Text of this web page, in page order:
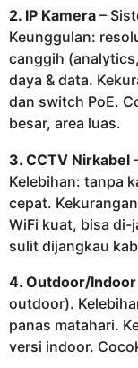
2. IP Kamera –
Keunggulan:
canggih
daya & data.
dan switch PoE.
besar, area luas.
3. CCTV Nirkabel
Kelebihan: tanpa
cepat.
WiFi kuat, bisa di-
sulit dijangkau
4. Outdoor/Indoor
outdoor).
panas matahari.
versi indoor.